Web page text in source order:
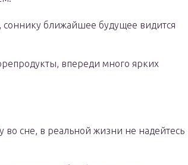
ближайшее будущее видится
впереди много ярких
во сне, в реальной жизни не надейтесь